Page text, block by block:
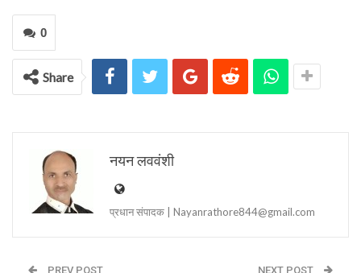
0
Share
नयन लववंशी
प्रधान संपादक | Nayanrathore844@gmail.com
PREV POST NEXT POST